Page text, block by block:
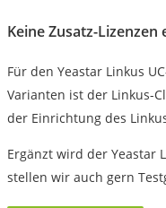
Keine Zusatz-
Für den Yeastar Linkus
Varianten ist der Linkus-
der Einrichtung des
Ergänzt wird der Yeastar
stellen wir auch gern